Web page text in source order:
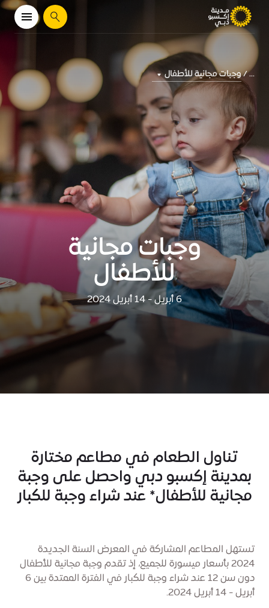
يبحث
... وجبات مجانية للأطفال
وجبات مجانية
للأطفال
6 أبريل - 14 أبريل 2024
تناول الطعام في مطاعم مختارة
بمدينة إكسبو دبي واحصل على وجبة
مجانية للأطفال* عند شراء وجبة للكبار
تستهل المطاعم المشاركة في المعرض السنة الجديدة
2024 بأسعار ميسورة للجميع، إذ تقدم وجبة مجانية للأطفال
دون سن 12 عند شراء وجبة للكبار في الفترة الممتدة بين 6
أبريل - 14 أبريل 2024.